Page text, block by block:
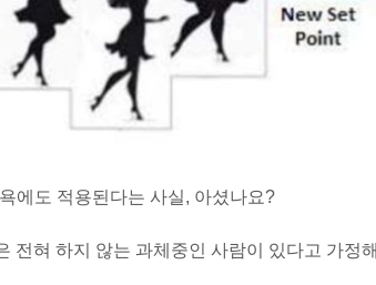
에도 적용된다는 사실, 아셨나요?
전혀 하지 않는 과체중인 사람이 있다고 가정